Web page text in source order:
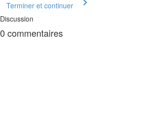
Terminer et continuer
Discussion
0 commentaires